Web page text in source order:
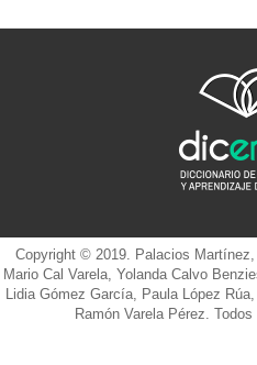
Copyright © 2019. Palacios Martínez,
Mario Cal Varela, Yolanda Calvo
Lidia Gómez García, Paula López
Ramón Varela Pérez.